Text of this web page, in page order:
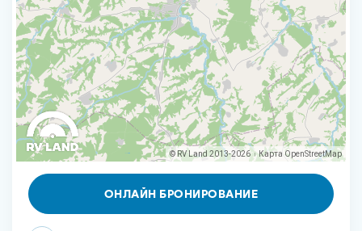
© RV Land 2013-2026 | Карта OpenStreetMap
ОНЛАЙН БРОНИРОВАНИЕ